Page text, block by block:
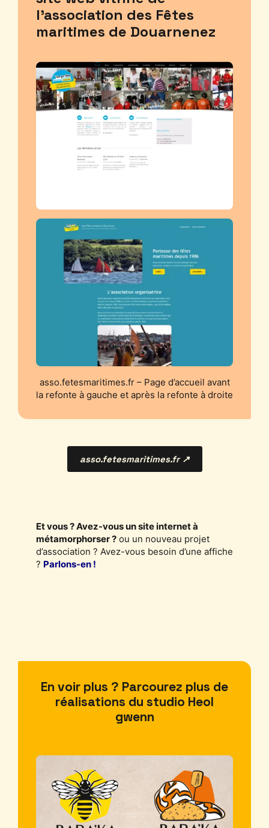
l’association des Fêtes
maritimes de Douarnenez
asso.fetesmaritimes.fr – Page d’accueil avant
la refonte à gauche et après la refonte à droite
asso.fetesmaritimes.fr ↗
Et vous ? Avez-vous un site internet à
métamorphorser ? ou un nouveau projet
d’association ? Avez-vous besoin d’une affiche
? Parlons-en !
En voir plus ? Parcourez plus de
réalisations du studio Heol
gwenn